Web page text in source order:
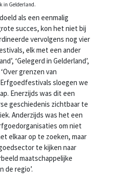
in Gelderland.
als een eenmalig
succes, kon het niet bij
vervolgens nog vier
elk met een ander
‘Gelegerd in Gelderland’,
grenzen van
Erfgoedfestivals sloegen we
Enerzijds was dit een
geschiedenis zichtbaar te
Anderzijds was het een
om niet
elkaar op te zoeken, maar
te kijken naar
maatschappelijke
de regio’.